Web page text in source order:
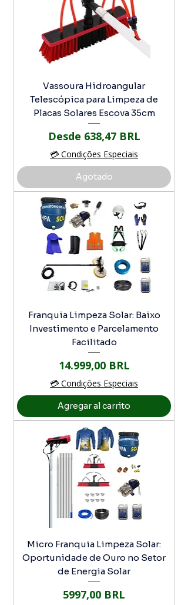
Vassoura Hidroangular
Telescópica para Limpeza de
Placas Solares Escova 35cm
Desde 638,47 BRL
Precio de oferta
💳 Condições Especiais
Agotado
Franquia Limpeza Solar: Baixo
Investimento e Parcelamento
Facilitado
Precio
14.999,00 BRL
💳 Condições Especiais
Agregar al carrito
Micro Franquia Limpeza Solar:
Oportunidade de Ouro no Setor
de Energia Solar
Precio
5997,00 BRL